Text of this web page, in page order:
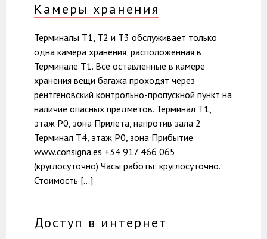
Камеры хранения
Терминалы Т1, Т2 и Т3 обслуживает только
одна камера хранения, расположенная в
Терминале Т1. Все оставленные в камере
хранения вещи багажа проходят через
рентгеновский контрольно-пропускной пункт на
наличие опасных предметов. Терминал Т1,
этаж Р0, зона Прилета, напротив зала 2
Терминал Т4, этаж Р0, зона Прибытие
www.consigna.es +34 917 466 065
(круглосуточно) Часы работы: круглосуточно.
Стоимость […]
Доступ в интернет